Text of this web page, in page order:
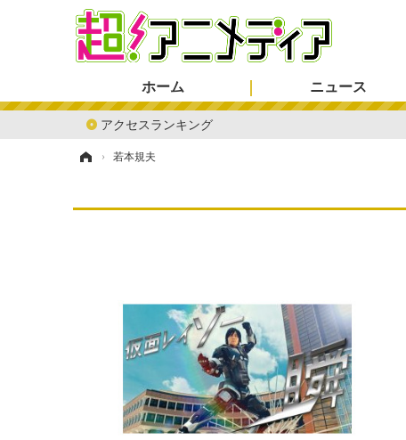
ホーム
アクセスランキング
ニュース
› 若本規夫